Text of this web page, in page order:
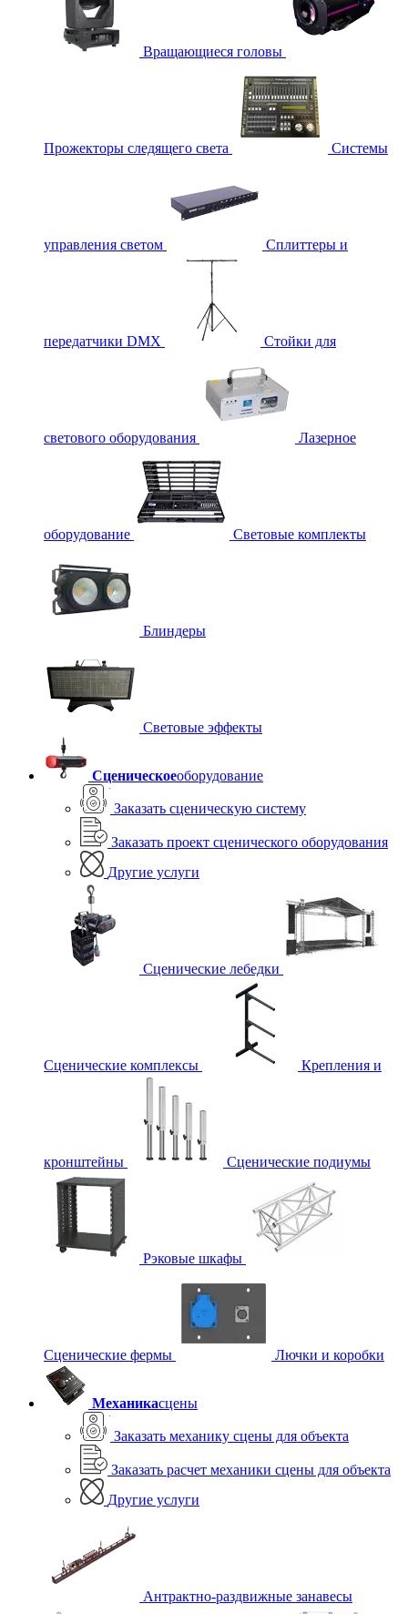
Вращающиеся головы
Прожекторы следящего света Системы
управления светом Сплиттеры и
передатчики DMX Стойки для
светового оборудования Лазерное
оборудование Световые комплекты
Блиндеры
Световые эффекты
Сценическоеоборудование
Заказать сценическую систему
Заказать проект сценического оборудования
Другие услуги
Сценические лебедки
Сценические комплексы Крепления и
кронштейны Сценические подиумы
Рэковые шкафы
Сценические фермы Лючки и коробки
Механикасцены
Заказать механику сцены для объекта
Заказать расчет механики сцены для объекта
Другие услуги
Антрактно-раздвижные занавесы